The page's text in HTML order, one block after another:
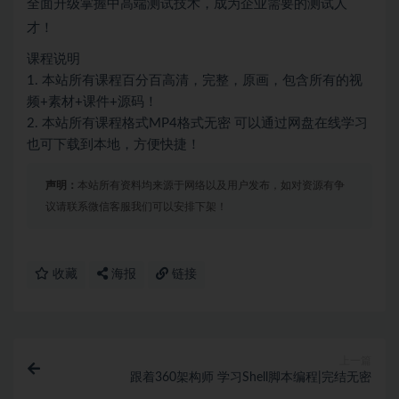
全面升级掌握中高端测试技术，成为企业需要的测试人
才！
课程说明
1. 本站所有课程百分百高清，完整，原画，包含所有的视
频+素材+课件+源码！
2. 本站所有课程格式MP4格式无密 可以通过网盘在线学习
也可下载到本地，方便快捷！
声明： 本站所有资料均来源于网络以及用户发布，如对资源有争
议请联系微信客服我们可以安排下架！
收藏 海报 链接
跟着360架构师 学习Shell脚本编程|完结无密